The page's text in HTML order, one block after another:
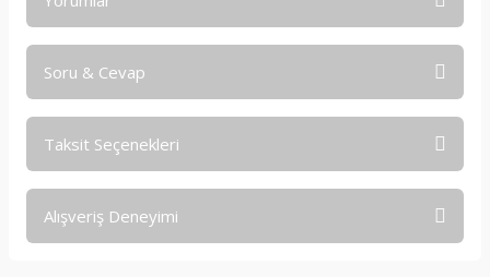
Soru & Cevap
Ürün hakkında henüz soru sorulmamış.
Taksit Seçenekleri
Alışveriş Deneyimi